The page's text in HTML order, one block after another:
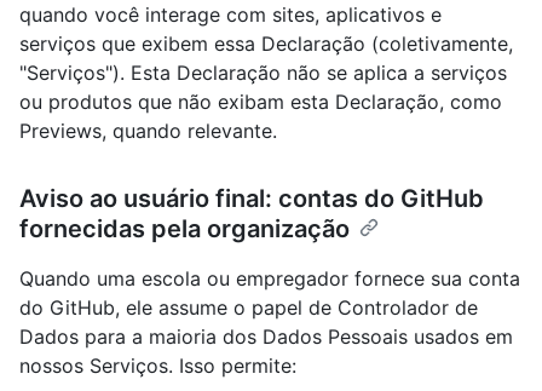
quando você interage com sites, aplicativos e
serviços que exibem essa Declaração (coletivamente,
"Serviços"). Esta Declaração não se aplica a serviços
ou produtos que não exibam esta Declaração, como
Previews, quando relevante.
Aviso ao usuário final: contas do GitHub
fornecidas pela organização
Quando uma escola ou empregador fornece sua conta
do GitHub, ele assume o papel de Controlador de
Dados para a maioria dos Dados Pessoais usados em
nossos Serviços. Isso permite: